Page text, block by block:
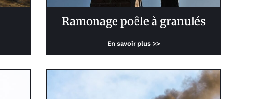
Ramonage poêle à granulés
En savoir plus >>